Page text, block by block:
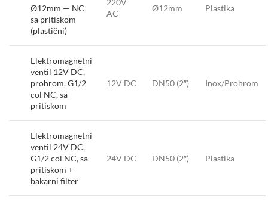
Ø12mm — NC
sa pritiskom
(plastični)
220V
AC
Ø12mm Plastika
Elektromagnetni
ventil 12V DC,
prohrom, G1/2
col NC, sa
pritiskom
12V DC DN50 (2″) Inox/Prohrom
Elektromagnetni
ventil 24V DC,
G1/2 col NC, sa
pritiskom +
bakarni filter
24V DC DN50 (2″) Plastika